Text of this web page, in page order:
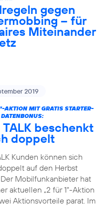
gegen
– für
Miteinander
2019
AKTION MIT GRATIS STARTER-
TALK beschenkt
doppelt
Kunden können sich
auf den Herbst
Mobilfunkanbieter hat
aktuellen „2 für 1“-Aktion
Aktionsvorteile parat. Im